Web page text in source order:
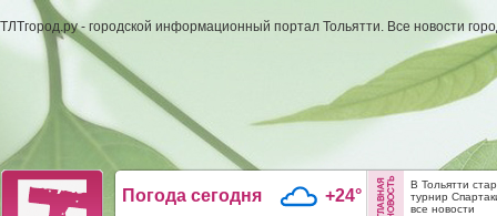
ТЛТгород.ру - городской информационный портал Тольятти. Все новости
Погода сегодня +24°
В Тольятти
турнир
все новости